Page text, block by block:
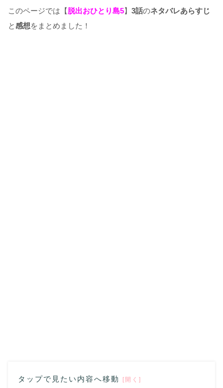
このページでは【脱出おひとり島5】 3話のネタバレあらすじ
と感想をまとめました！
タップで見たい内容へ移動